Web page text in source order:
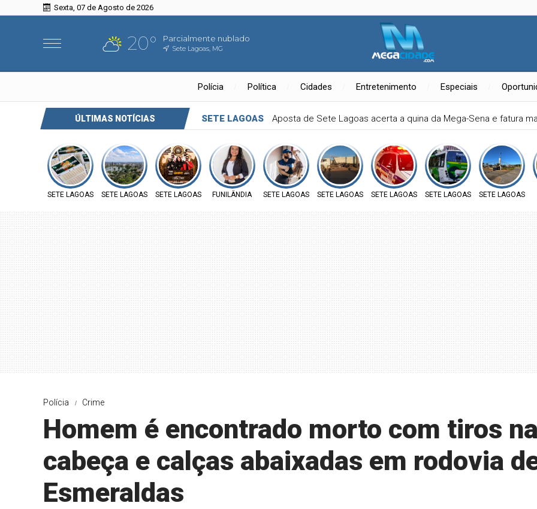
Sexta, 07 de Agosto de 2026
20° Parcialmente nublado
Sete Lagoas, MG
Polícia Política Cidades Entretenimento Especiais
ÚLTIMAS NOTÍCIAS SETE LAGOAS Aposta de Sete Lagoas acerta a quina da Mega-Sena e fatura
SETE LAGOAS SETE LAGOAS SETE LAGOAS FUNILÂNDIA SETE LAGOAS SETE LAGOAS SETE LAGOAS SETE LAGOAS SETE LAGOAS
Polícia Crime
Homem é encontrado morto com tiros na
cabeça e calças abaixadas em rodovia
Esmeraldas